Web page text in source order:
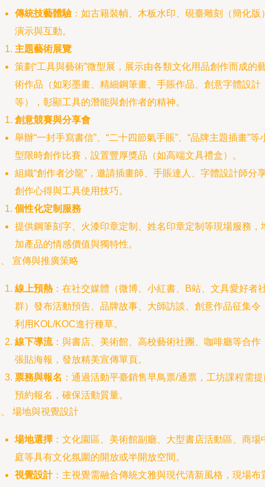
傳統技藝體驗：如古籍裝幀、木板水印、硯臺雕刻（簡化版
演示與互動。
主題藝術展覽
策劃“工具與藝術”微型展，展示由各類文化用品創作而成的
術作品（如彩墨畫、精細鋼筆畫、手賬作品、創意字體設計
等），彰顯工具的潛能與創作者的精神。
創意競賽與分享會
舉辦“一封手寫書信”、“二十四節氣手賬”、“品牌主題插畫”等
型限時創作比賽，設置豐厚獎品（如高端文具禮盒）。
組織“創作者沙龍”，邀請插畫師、手賬達人、字體設計師分
創作心得與工具使用技巧。
個性化定制服務
提供鋼筆刻字、火漆印章定制、姓名印章定制等現場服務，
加產品的情感價值與獨特性。
宣傳與推廣策略
線上預熱 ：在社交媒體（微博、小紅書、B站、文具愛好者
群）發布活動預告、品牌故事、大師訪談、創意作品征集令
利用KOL/KOC進行種草。
線下導流：與書店、美術館、高校藝術社團、咖啡廳等合作
張貼海報，發放精美宣傳單頁。
票務與報名 ：通過活動平臺銷售早鳥票/通票，工坊課程需
預約報名，確保活動質量。
場地與視覺設計
場地選擇 ：文化園區、美術館副廳、大型書店活動區、商場
庭等具有文化氛圍的開放或半開放空間。
視覺設計：主視覺需融合傳統文雅與現代清新風格，現場布